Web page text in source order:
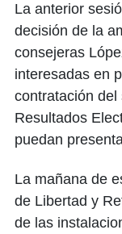
La anterior
decisión de la
consejeras
interesadas en
contratación del
Resultados
puedan
La mañana de
de Libertad y
de las